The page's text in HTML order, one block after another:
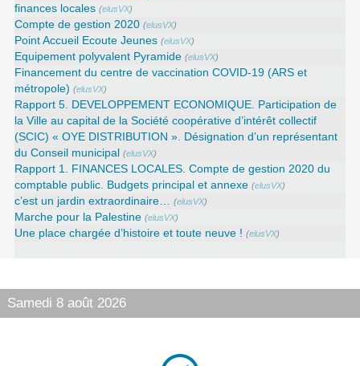
finances locales (elusVX)
Compte de gestion 2020 (elusVX)
Point Accueil Ecoute Jeunes (elusVX)
Equipement polyvalent Pyramide (elusVX)
Financement du centre de vaccination COVID-19 (ARS et
métropole) (elusVX)
Rapport 5. DEVELOPPEMENT ECONOMIQUE. Participation de
la Ville au capital de la Société coopérative d’intérêt collectif
(SCIC) « OYE DISTRIBUTION ». Désignation d’un représentant
du Conseil municipal
(elusVX)
Rapport 1. FINANCES LOCALES. Compte de gestion 2020 du
comptable public. Budgets principal et annexe (elusVX)
c’est un jardin extraordinaire… (elusVX)
Marche pour la Palestine (elusVX)
Une place chargée d’histoire et toute neuve ! (elusVX)
Samedi 8 août 2026